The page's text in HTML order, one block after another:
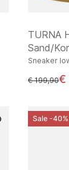
TURNA
Sand/
Sneaker
statt
€ 199,90€
Sale -40%